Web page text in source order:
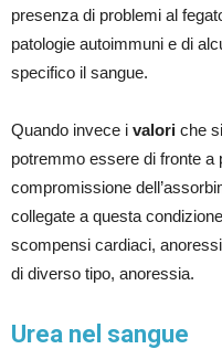
presenza di problemi al
patologie autoimmuni e di
specifico il sangue.
Quando invece i valori che
potremmo essere di fronte a
compromissione
collegate a questa
scompensi cardiaci,
di diverso tipo, anoressia.
Urea nel sangue